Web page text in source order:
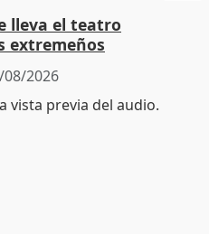
lleva el teatro
extremeños
08/2026